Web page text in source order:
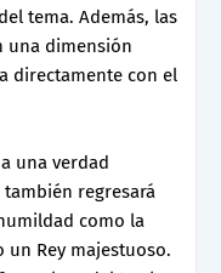
tema. Además, las
una dimensión
directamente con el
una verdad
regresará
como la
Rey majestuoso.